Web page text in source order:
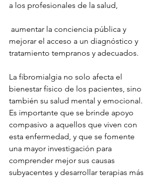
a los profesionales de la salud,
mejorar el acceso a un diagnóstico y
tratamiento tempranos y adecuados.
La fibromialgia no solo afecta el
bienestar físico de los pacientes, sino
también su salud mental y emocional.
Es importante que se brinde apoyo
compasivo a aquellos que viven con
esta enfermedad, y que se fomente
una mayor investigación para
comprender mejor sus causas
subyacentes y desarrollar terapias más